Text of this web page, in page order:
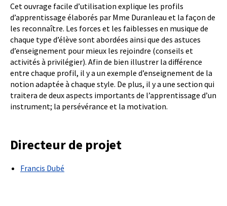
Cet ouvrage facile d’utilisation explique les profils
d’apprentissage élaborés par Mme Duranleau et la façon de
les reconnaître. Les forces et les faiblesses en musique de
chaque type d’élève sont abordées ainsi que des astuces
d’enseignement pour mieux les rejoindre (conseils et
activités à privilégier). Afin de bien illustrer la différence
entre chaque profil, il y a un exemple d’enseignement de la
notion adaptée à chaque style. De plus, il y a une section qui
traitera de deux aspects importants de l’apprentissage d’un
instrument; la persévérance et la motivation.
Directeur de projet
Francis Dubé